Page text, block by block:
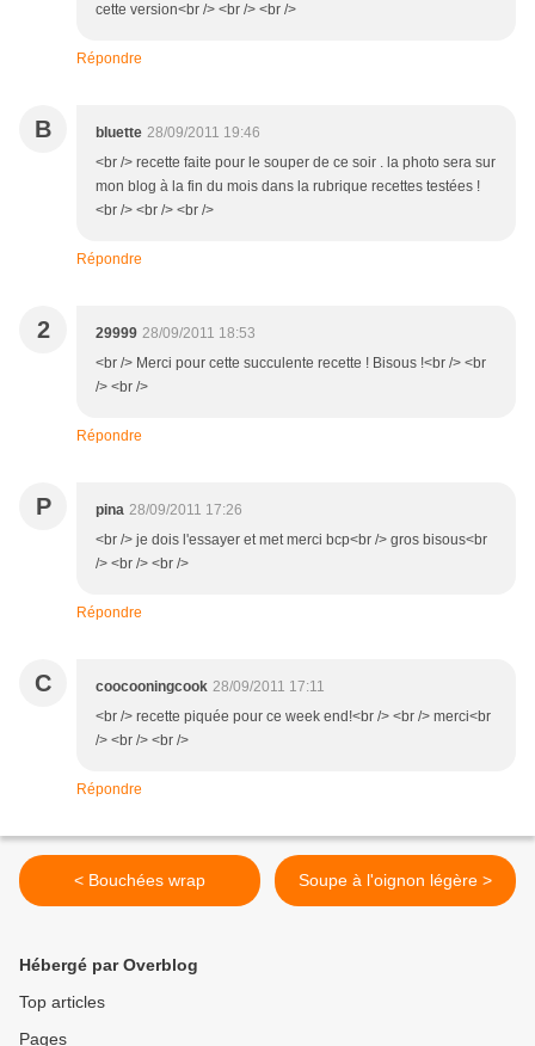
cette version<br /> <br /> <br />
Répondre
B bluette 28/09/2011 19:46
<br /> recette faite pour le souper de ce soir . la photo sera sur
mon blog à la fin du mois dans la rubrique recettes testées !
<br /> <br /> <br />
Répondre
2 29999 28/09/2011 18:53
<br /> Merci pour cette succulente recette ! Bisous !<br /> <br
/> <br />
Répondre
P pina 28/09/2011 17:26
<br /> je dois l'essayer et met merci bcp<br /> gros bisous<br
/> <br /> <br />
Répondre
C coocooningcook 28/09/2011 17:11
<br /> recette piquée pour ce week end!<br /> <br /> merci<br
/> <br /> <br />
Répondre
< Bouchées wrap Soupe à l'oignon légère >
Hébergé par Overblog
Top articles
Pages